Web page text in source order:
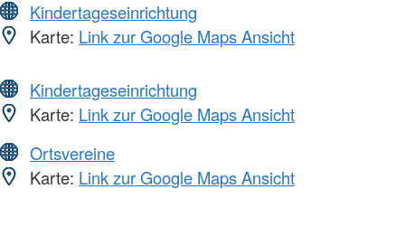
Kindertageseinrichtung
Karte: Link zur Google Maps Ansicht
Kindertageseinrichtung
Karte: Link zur Google Maps Ansicht
Ortsvereine
Karte: Link zur Google Maps Ansicht